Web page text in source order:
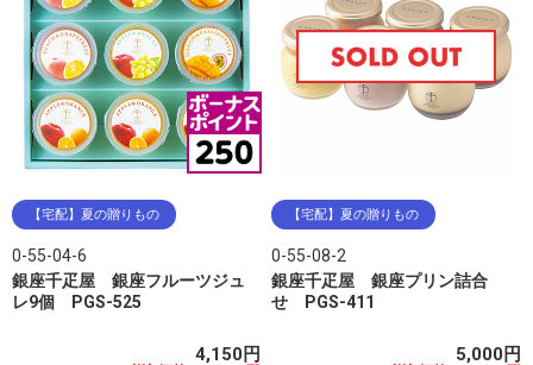
【宅配】夏の贈りもの
0-55-04-6
銀座千疋屋 銀座フルーツジュ
レ9個 PGS-525
4,150円
【宅配】夏の贈りもの
0-55-08-2
銀座千疋屋 銀座プリン詰合
せ PGS-411
5,000円